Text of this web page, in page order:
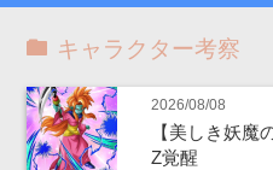
キャラクター考察
2026/08/08
【美しき妖
Z覚醒